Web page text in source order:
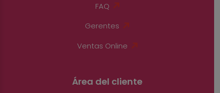
FAQ
Gerentes
Ventas Online
Área del cliente